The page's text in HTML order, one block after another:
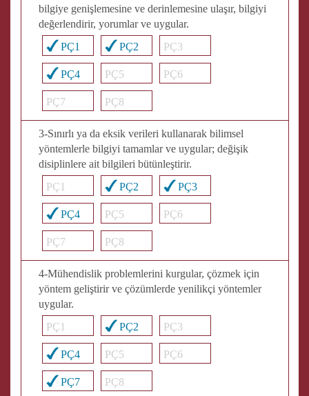
bilgiye genişlemesine ve derinlemesine ulaşır, bilgiyi
değerlendirir, yorumlar ve uygular.
PÇ1
PÇ2 PÇ3
PÇ4 PÇ5 PÇ6
PÇ7 PÇ8
3-Sınırlı ya da eksik verileri kullanarak bilimsel
yöntemlerle bilgiyi tamamlar ve uygular; değişik
disiplinlere ait bilgileri bütünleştirir.
PÇ1
PÇ2 PÇ3
PÇ4 PÇ5 PÇ6
PÇ7 PÇ8
4-Mühendislik problemlerini kurgular, çözmek için
yöntem geliştirir ve çözümlerde yenilikçi yöntemler
uygular.
PÇ1
PÇ2 PÇ3
PÇ4 PÇ5 PÇ6
PÇ7 PÇ8